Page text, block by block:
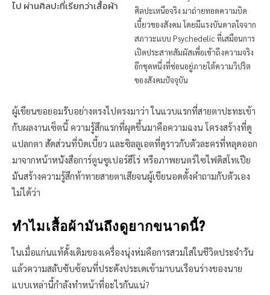
ไป ผ่านศิลปะที่เรียกว่าเสื้อผ้า
ศิลปะเหนือจริง มาถ่ายทอดความบิด
เบี้ยวของสังคม โดยมีแรงบันดาลใจจาก
สภาวะแบบ Psychedelic ที่เสมือนการ
เปิดประสาทสัมผัสเพื่อเข้าถึงความจริง
อีกชุดหนึ่งที่ซ่อนอยู่ภายใต้ความวิปริต
ของสังคมปัจจุบัน
ผู้เขียนขอยอมรับอย่างตรงไปตรงมาว่า ในแวบแรกที่สายตาปะทะเข้า
กับผลงานเซ็ตนี้ ความรู้สึกแรกที่ผุดขึ้นมาคือความฉงน โครงสร้างที่ดู
แปลกตา สัดส่วนที่บิดเบี้ยว และซิลลูเอตที่ดูราวกับตัวละครที่หลุดออก
มาจากหน้าหนังสือการ์ตูนซูเปอร์ฮีโร่ หรือภาพยนตร์ไซไฟดิสโทเปีย
มันสร้างความรู้สึกท้าทายสายตาเสียจนผู้เขียนอดตั้งคำถามกับตัวเอง
ไม่ได้ว่า
ทำไมเสื้อผ้ามันถึงดูยากขนาดนี้?
ในเมื่อแก่นแท้ดั้งเดิมของเครื่องนุ่งห่มคือการสวมใส่ในชีวิตประจำวัน
แล้วความสลับซับซ้อนที่ประดังประเดเข้ามาบนเรือนร่างของนาย
แบบเหล่านี้กำลังทำหน้าที่อะไรกันแน่?